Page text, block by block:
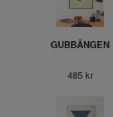
GUBBÄNGEN
485 kr